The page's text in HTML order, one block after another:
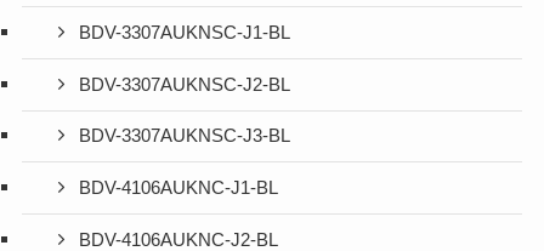
BDV-3307AUKNSC-J1-BL
BDV-3307AUKNSC-J2-BL
BDV-3307AUKNSC-J3-BL
BDV-4106AUKNC-J1-BL
BDV-4106AUKNC-J2-BL